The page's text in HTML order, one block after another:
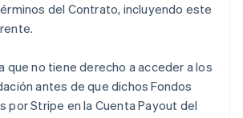
del Contrato, incluyendo este
que no tiene derecho a acceder a los
antes de que dichos Fondos
por Stripe en la Cuenta Payout del